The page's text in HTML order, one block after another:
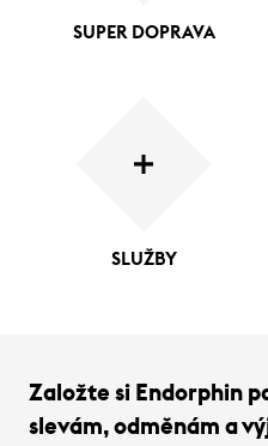
SUPER DOPRAVA
SLUŽBY
Založte si Endorphin
slevám, odměnám a